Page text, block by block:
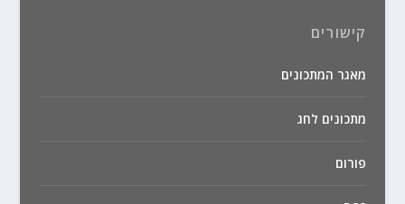
קישורים
מאגר המתכונים
מתכונים לחג
פורום